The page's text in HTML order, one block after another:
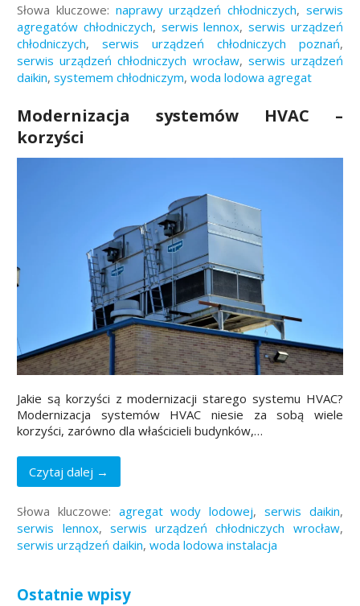
Słowa kluczowe: naprawy urządzeń chłodniczych, serwis
agregatów chłodniczych, serwis lennox,serwis urządzeń
chłodniczych,serwis urządzeń chłodniczych poznań,
serwis urządzeń chłodniczych wrocław, serwis urządzeń
daikin,systemem chłodniczym,woda lodowa agregat
Modernizacja systemów HVAC –
korzyści
Jakie są korzyści z modernizacji starego systemu HVAC?
Modernizacja systemów HVAC niesie za sobą wiele
korzyści, zarówno dla właścicieli budynków,…
Czytaj dalej →
Słowa kluczowe: agregat wody lodowej,serwis daikin,
serwis lennox, serwis urządzeń chłodniczych wrocław,
serwis urządzeń daikin,woda lodowa instalacja
Ostatnie wpisy